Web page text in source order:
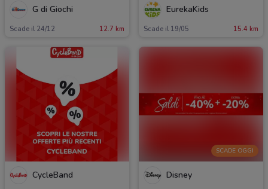
G di Giochi
Scade il 24/12 12.7 km
EurekaKids
Scade il 19/05 15.4 km
CycleBand
SCADE OGGI
Disney